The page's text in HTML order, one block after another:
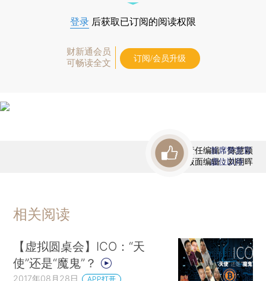
登录 后获取已订阅的阅读权限
财新通会员
可畅读全文
订阅/会员升级
责任编辑：陈慧颖
版面编辑：刘明晖
首席赞赏官
虚位以待
相关阅读
【虚拟圆桌会】ICO：“天
使”还是“魔鬼”？
2017年08月28日 APP打开